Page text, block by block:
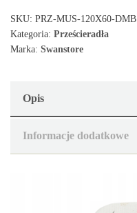
SKU: PRZ-MUS-120X60-DMB
Kategoria: Prześcieradła
Marka: Swanstore
Opis
Informacje dodatkowe